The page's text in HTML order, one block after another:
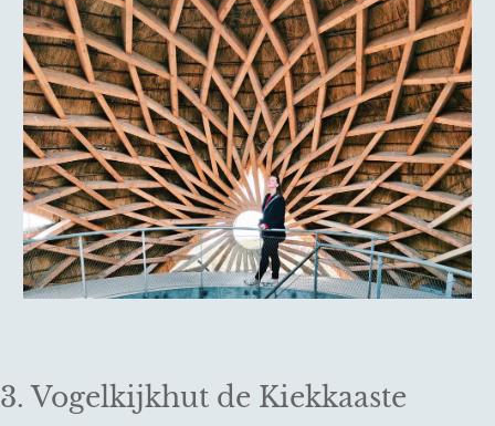
3. Vogelkijkhut de Kiekkaaste